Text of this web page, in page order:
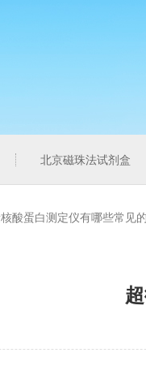
北京磁珠法试剂盒
酸蛋白测定仪有哪些常见